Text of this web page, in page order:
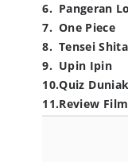
6. Pangeran
7. One Piece
8. Tensei
9. Upin Ipin
10.Quiz
11.Review Film